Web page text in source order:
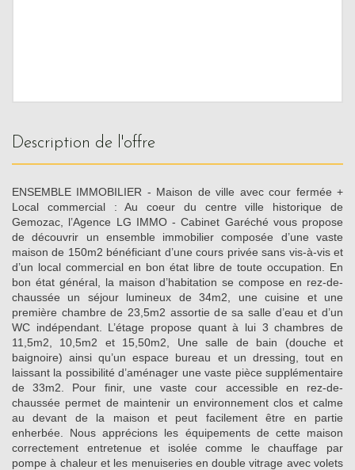
description de l'offre
ENSEMBLE IMMOBILIER - Maison de ville avec cour fermée +
Local commercial : Au coeur du centre ville historique de
Gemozac, l’Agence LG IMMO - Cabinet Garéché vous propose
de découvrir un ensemble immobilier composée d’une vaste
maison de 150m2 bénéficiant d’une cours privée sans vis-à-vis et
d’un local commercial en bon état libre de toute occupation. En
bon état général, la maison d’habitation se compose en rez-de-
chaussée un séjour lumineux de 34m2, une cuisine et une
première chambre de 23,5m2 assortie de sa salle d’eau et d’un
WC indépendant. L’étage propose quant à lui 3 chambres de
11,5m2, 10,5m2 et 15,50m2, Une salle de bain (douche et
baignoire) ainsi qu’un espace bureau et un dressing, tout en
laissant la possibilité d’aménager une vaste pièce supplémentaire
de 33m2. Pour finir, une vaste cour accessible en rez-de-
chaussée permet de maintenir un environnement clos et calme
au devant de la maison et peut facilement être en partie
enherbée. Nous apprécions les équipements de cette maison
correctement entretenue et isolée comme le chauffage par
pompe à chaleur et les menuiseries en double vitrage avec volets